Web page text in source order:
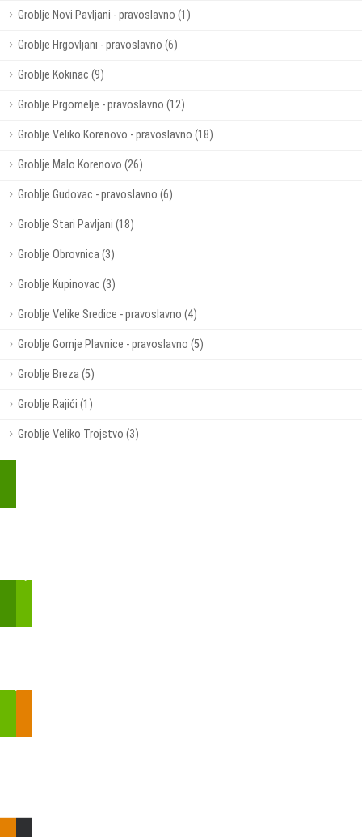
Groblje Novi Pavljani - pravoslavno (1)
Groblje Hrgovljani - pravoslavno (6)
Groblje Kokinac (9)
Groblje Prgomelje - pravoslavno (12)
Groblje Veliko Korenovo - pravoslavno (18)
Groblje Malo Korenovo (26)
Groblje Gudovac - pravoslavno (6)
Groblje Stari Pavljani (18)
Groblje Obrovnica (3)
Groblje Kupinovac (3)
Groblje Velike Sredice - pravoslavno (4)
Groblje Gornje Plavnice - pravoslavno (5)
Groblje Breza (5)
Groblje Rajići (1)
Groblje Veliko Trojstvo (3)